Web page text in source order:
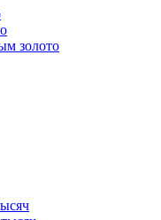
золото